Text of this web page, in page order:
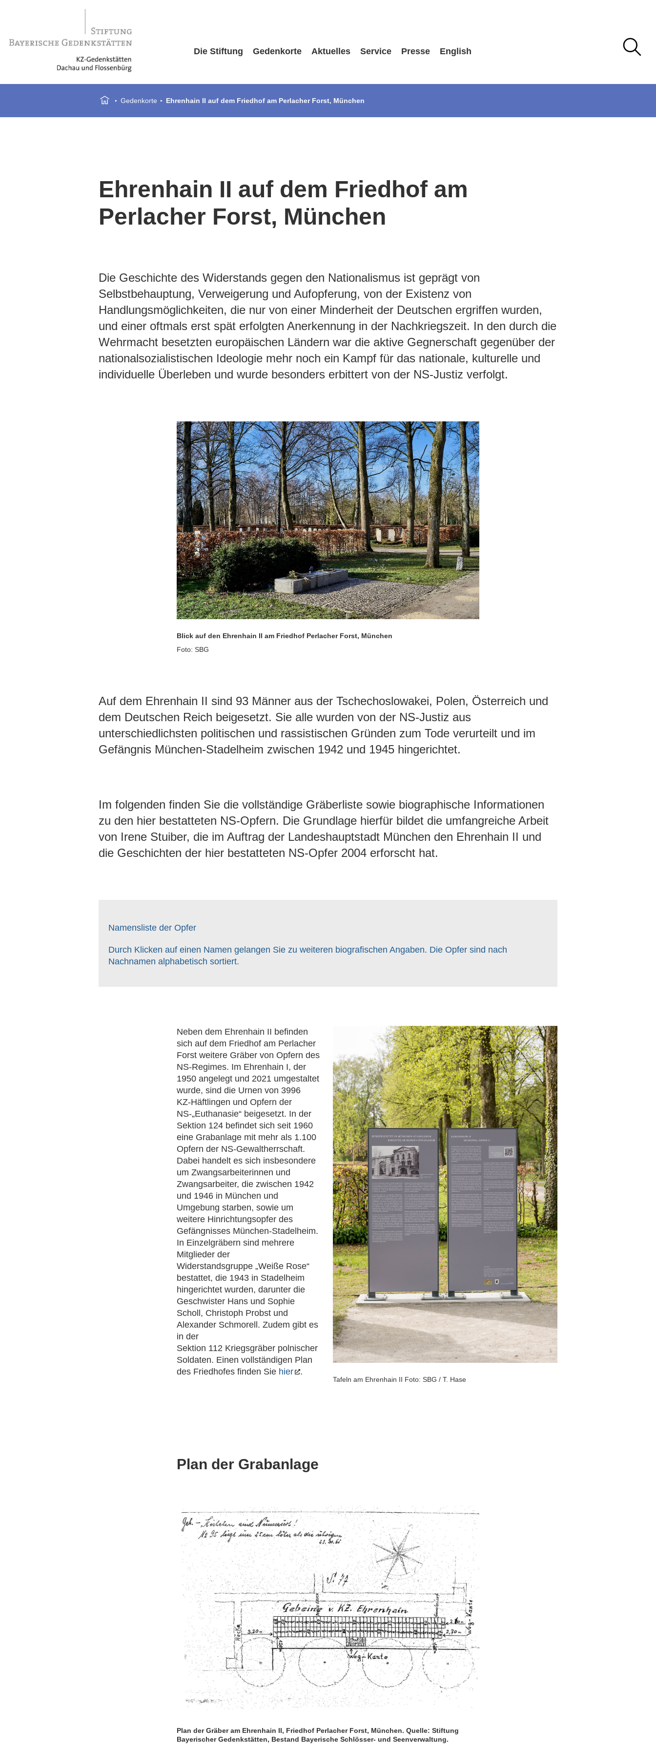
Die Stiftung Gedenkorte Aktuelles Service Presse English
Gedenkorte Ehrenhain II auf dem Friedhof am Perlacher Forst, München
Ehrenhain II auf dem Friedhof am
Perlacher Forst, München
Die Geschichte des Widerstands gegen den Nationalismus ist geprägt von
Selbstbehauptung, Verweigerung und Aufopferung, von der Existenz von
Handlungsmöglichkeiten, die nur von einer Minderheit der Deutschen ergriffen wurden,
und einer oftmals erst spät erfolgten Anerkennung in der Nachkriegszeit. In den durch die
Wehrmacht besetzten europäischen Ländern war die aktive Gegnerschaft gegenüber der
nationalsozialistischen Ideologie mehr noch ein Kampf für das nationale, kulturelle und
individuelle Überleben und wurde besonders erbittert von der NS-Justiz verfolgt.
Blick auf den Ehrenhain II am Friedhof Perlacher Forst, München
Foto: SBG
Auf dem Ehrenhain II sind 93 Männer aus der Tschechoslowakei, Polen, Österreich und
dem Deutschen Reich beigesetzt. Sie alle wurden von der NS-Justiz aus
unterschiedlichsten politischen und rassistischen Gründen zum Tode verurteilt und im
Gefängnis München-Stadelheim zwischen 1942 und 1945 hingerichtet.
Im folgenden finden Sie die vollständige Gräberliste sowie biographische Informationen
zu den hier bestatteten NS-Opfern. Die Grundlage hierfür bildet die umfangreiche Arbeit
von Irene Stuiber, die im Auftrag der Landeshauptstadt München den Ehrenhain II und
die Geschichten der hier bestatteten NS-Opfer 2004 erforscht hat.
Namensliste der Opfer
Durch Klicken auf einen Namen gelangen Sie zu weiteren biografischen Angaben. Die Opfer sind nach
Nachnamen alphabetisch sortiert.
Tafeln am Ehrenhain II Foto: SBG / T. Hase
Neben dem Ehrenhain II befinden
sich auf dem Friedhof am Perlacher
Forst weitere Gräber von Opfern des
NS-Regimes. Im Ehrenhain I, der
1950 angelegt und 2021 umgestaltet
wurde, sind die Urnen von 3996
KZ-Häftlingen und Opfern der
NS-„Euthanasie“ beigesetzt. In der
Sektion 124 befindet sich seit 1960
eine Grabanlage mit mehr als 1.100
Opfern der NS-Gewaltherrschaft.
Dabei handelt es sich insbesondere
um Zwangsarbeiterinnen und
Zwangsarbeiter, die zwischen 1942
und 1946 in München und
Umgebung starben, sowie um
weitere Hinrichtungsopfer des
Gefängnisses München-Stadelheim.
In Einzelgräbern sind mehrere
Mitglieder der
Widerstandsgruppe „Weiße Rose“
bestattet, die 1943 in Stadelheim
hingerichtet wurden, darunter die
Geschwister Hans und Sophie
Scholl, Christoph Probst und
Alexander Schmorell. Zudem gibt es
in der
Sektion 112 Kriegsgräber polnischer
Soldaten. Einen vollständigen Plan
des Friedhofes finden Sie hier .
Plan der Grabanlage
Plan der Gräber am Ehrenhain II, Friedhof Perlacher Forst, München. Quelle: Stiftung
Bayerischer Gedenkstätten, Bestand Bayerische Schlösser- und Seenverwaltung.